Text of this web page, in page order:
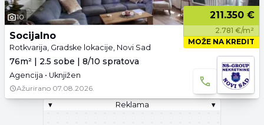
10 211.350 €
2.781 €/m²
MOŽE NA KREDIT
Socijalno
Rotkvarija, Gradske lokacije, Novi Sad
76m² | 2.5 sobe | 8/10 spratova
Agencija • Uknjižen
Ažurirano 07.08.2026.
▾
Reklama ▾